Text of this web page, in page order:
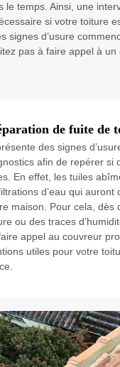
le temps. Ainsi, une
si votre toiture
signes d’usure
pas à faire appel à
de fuite de
des signes
afin de repérer si
En effet, les tuiles
d’eau qui auront
maison. Pour cela, dès
ou des traces
appel au couvreur
utiles pour votre